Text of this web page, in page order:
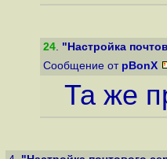
24. "Настройка
Сообщение от pBonX
Та же